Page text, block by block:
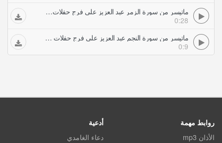
ماتيسر من سورة الزمر عبد العزيز علي فرج حفلات تلاوات مجودة
0:28
ماتيسر من سورة النجم عبد العزيز علي فرج حفلات تلاوات مجودة
0:9
روابط مهمة
الأذان mp3
أدعية
دعاء الغامدي